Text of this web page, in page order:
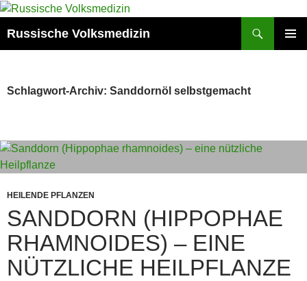
Zum
springen
Russische Volksmedizin
Schlagwort-Archiv: Sanddornöl selbstgemacht
HEILENDE PFLANZEN
SANDDORN (HIPPOPHAE
RHAMNOIDES) – EINE
NÜTZLICHE HEILPFLANZE